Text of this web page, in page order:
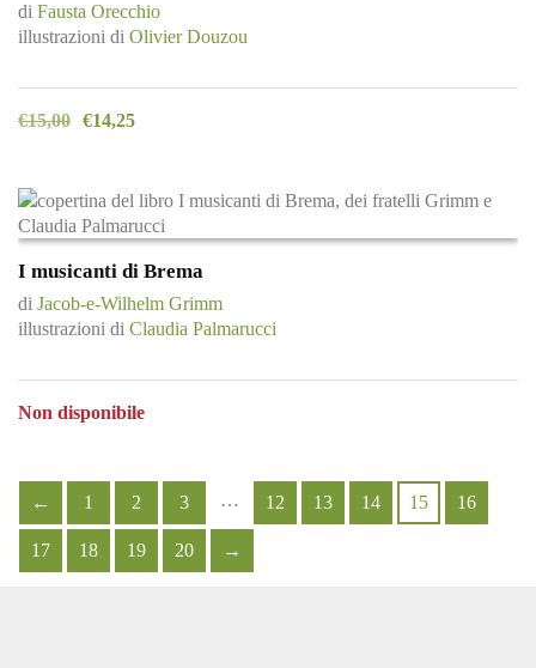
di Fausta Orecchio
illustrazioni di Olivier Douzou
€15,00 €14,25
I musicanti di Brema
di Jacob-e-Wilhelm Grimm
illustrazioni di Claudia Palmarucci
Non disponibile
← 1 2 3 … 12 13 14 15 16
17 18 19 20 →